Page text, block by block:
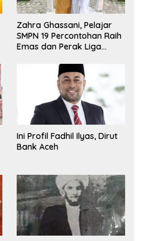
Zahra Ghassani, Pelajar
SMPN 19 Percontohan Raih
Emas dan Perak Liga
Ini Profil Fadhil Ilyas, Dirut
Bank Aceh